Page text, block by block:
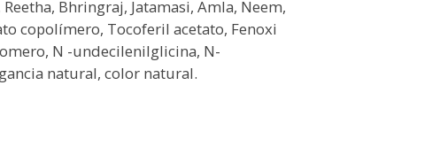
Bhringraj, Jatamasi, Amla, Neem,
copolímero, Tocoferil acetato, Fenoxi
N -undecilenilglicina, N-
natural, color natural.